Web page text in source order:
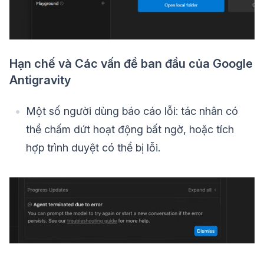
Hạn chế và Các vấn đề ban đầu của Google
Antigravity
Một số người dùng báo cáo lỗi: tác nhân có
thể chấm dứt hoạt động bất ngờ, hoặc tích
hợp trình duyệt có thể bị lỗi.